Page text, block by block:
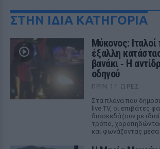
ΣΤΗΝ ΙΔΙΑ ΚΑΤΗΓΟΡΙΑ
Μύκονος:
έξαλλη
βανάκι ‑ Η
οδηγού
ΠΡΙΝ 11 ΏΡΕΣ
Στα πλάνα που
live TV, οι επιβάτες
διασκεδάζουν με
τρόπο,
και φωνάζοντας